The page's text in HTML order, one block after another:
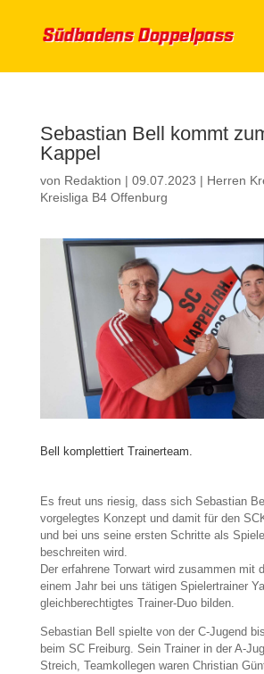
Sebastian Bell kommt
Kappel
von Redaktion | 09.07.2023 | Herren
Kreisliga B4 Offenburg
Bell komplettiert Trainerteam.
Es freut uns riesig, dass sich Sebastian
vorgelegtes Konzept und damit für den
und bei uns seine ersten Schritte als
beschreiten wird.
Der erfahrene Torwart wird zusammen mit
einem Jahr bei uns tätigen Spielertrainer
gleichberechtigtes Trainer-Duo bilden.
Sebastian Bell spielte von der C-Jugend
beim SC Freiburg. Sein Trainer in der A-
Streich, Teamkollegen waren Christian